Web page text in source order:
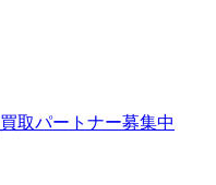
買取パートナー募集中